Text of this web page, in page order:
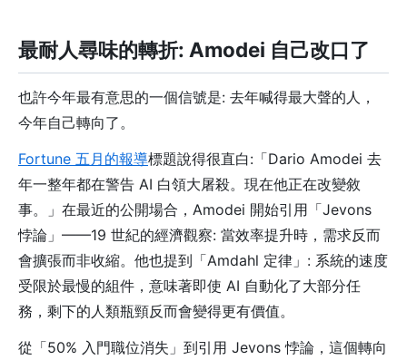
最耐人尋味的轉折: Amodei 自己改口了
也許今年最有意思的一個信號是: 去年喊得最大聲的人，
今年自己轉向了。
Fortune 五月的報導標題說得很直白:「Dario Amodei 去
年一整年都在警告 AI 白領大屠殺。現在他正在改變敘
事。」在最近的公開場合，Amodei 開始引用「Jevons
悖論」——19 世紀的經濟觀察: 當效率提升時，需求反而
會擴張而非收縮。他也提到「Amdahl 定律」: 系統的速度
受限於最慢的組件，意味著即使 AI 自動化了大部分任
務，剩下的人類瓶頸反而會變得更有價值。
從「50% 入門職位消失」到引用 Jevons 悖論，這個轉向